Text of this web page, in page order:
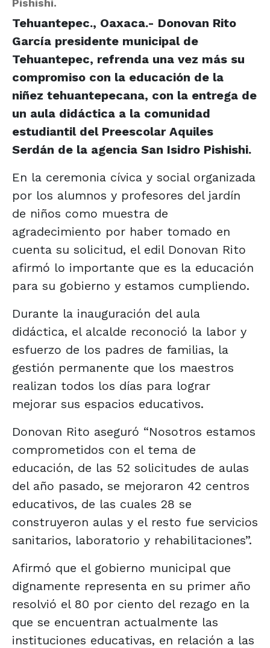
Pishishi.
Tehuantepec., Oaxaca.- Donovan Rito
García presidente municipal de
Tehuantepec, refrenda una vez más su
compromiso con la educación de la
niñez tehuantepecana, con la entrega de
un aula didáctica a la comunidad
estudiantil del Preescolar Aquiles
Serdán de la agencia San Isidro Pishishi.
En la ceremonia cívica y social organizada
por los alumnos y profesores del jardín
de niños como muestra de
agradecimiento por haber tomado en
cuenta su solicitud, el edil Donovan Rito
afirmó lo importante que es la educación
para su gobierno y estamos cumpliendo.
Durante la inauguración del aula
didáctica, el alcalde reconoció la labor y
esfuerzo de los padres de familias, la
gestión permanente que los maestros
realizan todos los días para lograr
mejorar sus espacios educativos.
Donovan Rito aseguró “Nosotros estamos
comprometidos con el tema de
educación, de las 52 solicitudes de aulas
del año pasado, se mejoraron 42 centros
educativos, de las cuales 28 se
construyeron aulas y el resto fue servicios
sanitarios, laboratorio y rehabilitaciones”.
Afirmó que el gobierno municipal que
dignamente representa en su primer año
resolvió el 80 por ciento del rezago en la
que se encuentran actualmente las
instituciones educativas, en relación a las